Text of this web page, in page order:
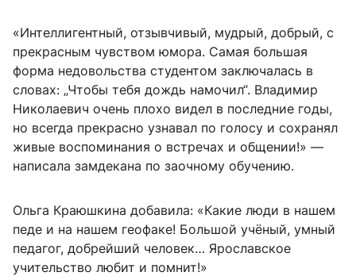
«Интеллигентный, отзывчивый, мудрый, добрый, с
прекрасным чувством юмора. Самая большая
форма недовольства студентом заключалась в
словах: „Чтобы тебя дождь намочил“. Владимир
Николаевич очень плохо видел в последние годы,
но всегда прекрасно узнавал по голосу и сохранял
живые воспоминания о встречах и общении!» —
написала замдекана по заочному обучению.
Ольга Краюшкина добавила: «Какие люди в нашем
педе и на нашем геофаке! Большой учёный, умный
педагог, добрейший человек… Ярославское
учительство любит и помнит!»